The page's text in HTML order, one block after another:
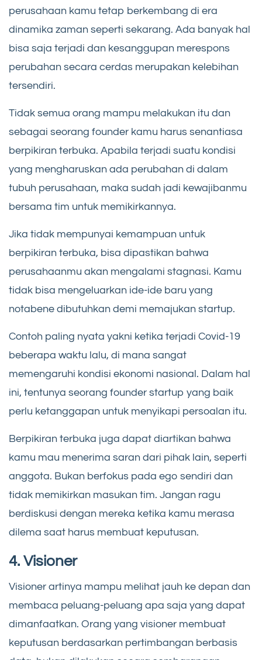
perusahaan kamu tetap berkembang di era
dinamika zaman seperti sekarang. Ada banyak hal
bisa saja terjadi dan kesanggupan merespons
perubahan secara cerdas merupakan kelebihan
tersendiri.
Tidak semua orang mampu melakukan itu dan
sebagai seorang founder kamu harus senantiasa
berpikiran terbuka. Apabila terjadi suatu kondisi
yang mengharuskan ada perubahan di dalam
tubuh perusahaan, maka sudah jadi kewajibanmu
bersama tim untuk memikirkannya.
Jika tidak mempunyai kemampuan untuk
berpikiran terbuka, bisa dipastikan bahwa
perusahaanmu akan mengalami stagnasi. Kamu
tidak bisa mengeluarkan ide-ide baru yang
notabene dibutuhkan demi memajukan startup.
Contoh paling nyata yakni ketika terjadi Covid-19
beberapa waktu lalu, di mana sangat
memengaruhi kondisi ekonomi nasional. Dalam hal
ini, tentunya seorang founder startup yang baik
perlu ketanggapan untuk menyikapi persoalan itu.
Berpikiran terbuka juga dapat diartikan bahwa
kamu mau menerima saran dari pihak lain, seperti
anggota. Bukan berfokus pada ego sendiri dan
tidak memikirkan masukan tim. Jangan ragu
berdiskusi dengan mereka ketika kamu merasa
dilema saat harus membuat keputusan.
4. Visioner
Visioner artinya mampu melihat jauh ke depan dan
membaca peluang-peluang apa saja yang dapat
dimanfaatkan. Orang yang visioner membuat
keputusan berdasarkan pertimbangan berbasis